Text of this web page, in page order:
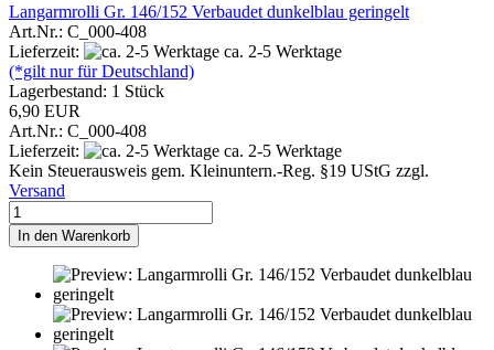
Langarmrolli Gr. 146/152 Verbaudet dunkelblau geringelt
Art.Nr.: C_000-408
Lieferzeit:
ca. 2-5 Werktage
(*gilt nur für Deutschland)
Lagerbestand: 1 Stück
6,90 EUR
Art.Nr.: C_000-408
Lieferzeit:
ca. 2-5 Werktage
Kein Steuerausweis gem. Kleinuntern.-Reg. §19 UStG zzgl.
Versand
In den Warenkorb